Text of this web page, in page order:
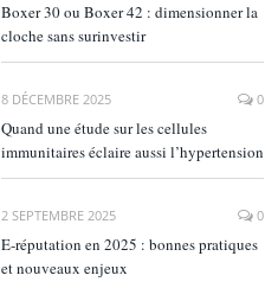
Boxer 30 ou Boxer 42 : dimensionner la
cloche sans surinvestir
8 DÉCEMBRE 2025 0
Quand une étude sur les cellules
immunitaires éclaire aussi l’hypertension
2 SEPTEMBRE 2025 0
E‑réputation en 2025 : bonnes pratiques
et nouveaux enjeux